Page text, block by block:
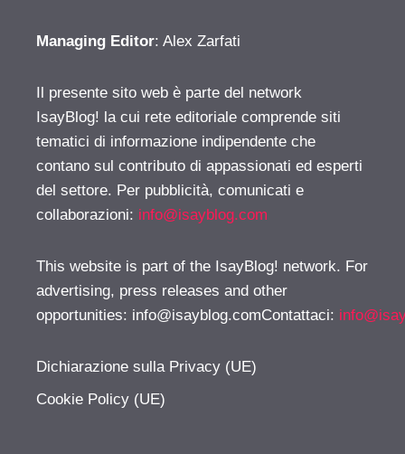
Managing Editor: Alex Zarfati
Il presente sito web è parte del network
IsayBlog! la cui rete editoriale comprende siti
tematici di informazione indipendente che
contano sul contributo di appassionati ed esperti
del settore. Per pubblicità, comunicati e
collaborazioni: info@isayblog.com
This website is part of the IsayBlog! network. For
advertising, press releases and other
opportunities: info@isayblog.comContattaci:
Dichiarazione sulla Privacy (UE)
Cookie Policy (UE)